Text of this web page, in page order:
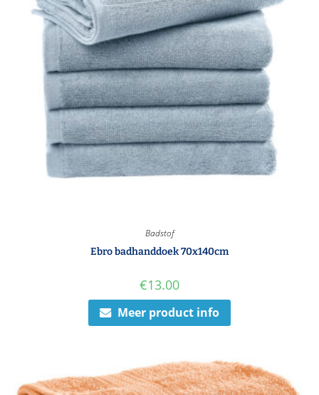
Badstof
Ebro badhanddoek 70x140cm
€13.00
Meer product info